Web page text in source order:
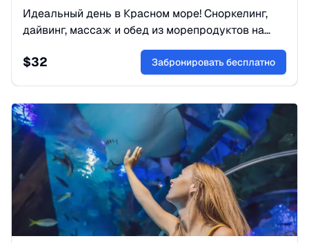
Идеальный день в Красном море! Сноркелинг,
дайвинг, массаж и обед из морепродуктов на
люкс-яхте. Банан и водные игры включены.
Бронируйте незабываемый отдых!
$32 Забронировать бесплатно